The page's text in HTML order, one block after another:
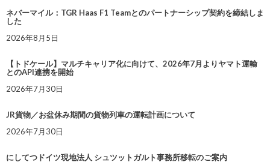
ネバーマイル：TGR Haas F1 Teamとのパートナーシップ契約を締結しま
した
2026年8月5日
【トドケール】マルチキャリア化に向けて、2026年7月よりヤマト運輸
とのAPI連携を開始
2026年7月30日
JR貨物／お盆休み期間の貨物列車の運転計画について
2026年7月30日
にしてつドイツ現地法人 シュツットガルト事務所移転のご案内